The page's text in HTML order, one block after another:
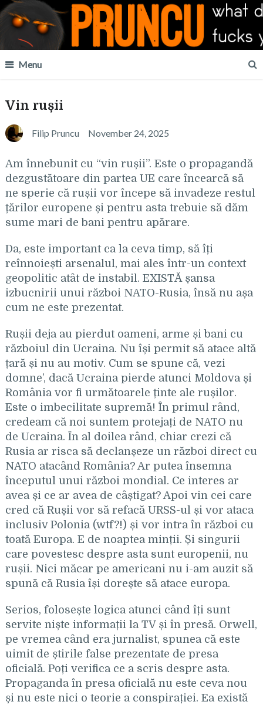
Menu
Vin rușii
Filip Pruncu November 24, 2025
Am înnebunit cu “vin rușii”. Este o propagandă
dezgustătoare din partea UE care încearcă să
ne sperie că rușii vor începe să invadeze restul
țărilor europene și pentru asta trebuie să dăm
sume mari de bani pentru apărare.
Da, este important ca la ceva timp, să îți
reînnoiești arsenalul, mai ales într-un context
geopolitic atât de instabil. EXISTĂ șansa
izbucnirii unui război NATO-Rusia, însă nu așa
cum ne este prezentat.
Rușii deja au pierdut oameni, arme și bani cu
războiul din Ucraina. Nu își permit să atace altă
țară și nu au motiv. Cum se spune că, vezi
domne’, dacă Ucraina pierde atunci Moldova și
România vor fi următoarele ținte ale rușilor.
Este o imbecilitate supremă! În primul rând,
credeam că noi suntem protejați de NATO nu
de Ucraina. În al doilea rând, chiar crezi că
Rusia ar risca să declanșeze un război direct cu
NATO atacând România? Ar putea însemna
începutul unui război mondial. Ce interes ar
avea și ce ar avea de câștigat? Apoi vin cei care
cred că Rușii vor să refacă URSS-ul și vor ataca
inclusiv Polonia (wtf?!) și vor intra în război cu
toată Europa. E de noaptea minții. Și singurii
care povestesc despre asta sunt europenii, nu
rușii. Nici măcar pe americani nu i-am auzit să
spună că Rusia își dorește să atace europa.
Serios, folosește logica atunci când îți sunt
servite niște informații la TV și în presă. Orwell,
pe vremea când era jurnalist, spunea că este
uimit de știrile false prezentate de presa
oficială. Poți verifica ce a scris despre asta.
Propaganda în presa oficială nu este ceva nou
și nu este nici o teorie a conspirației. Ea există